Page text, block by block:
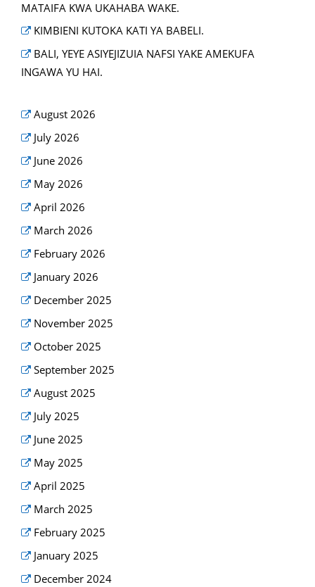
MATAIFA KWA UKAHABA WAKE.
KIMBIENI KUTOKA KATI YA BABELI.
BALI, YEYE ASIYEJIZUIA NAFSI YAKE AMEKUFA
INGAWA YU HAI.
August 2026
July 2026
June 2026
May 2026
April 2026
March 2026
February 2026
January 2026
December 2025
November 2025
October 2025
September 2025
August 2025
July 2025
June 2025
May 2025
April 2025
March 2025
February 2025
January 2025
December 2024